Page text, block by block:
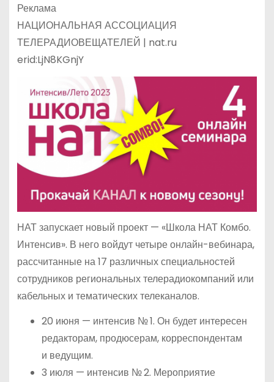
Реклама
НАЦИОНАЛЬНАЯ АССОЦИАЦИЯ
ТЕЛЕРАДИОВЕЩАТЕЛЕЙ | nat.ru
erid:LjN8KGnjY
НАТ запускает новый проект — «Школа НАТ Комбо.
Интенсив». В него войдут четыре онлайн-вебинара,
рассчитанные на 17 различных специальностей
сотрудников региональных телерадиокомпаний или
кабельных и тематических телеканалов.
20 июня — интенсив № 1. Он будет интересен
редакторам, продюсерам, корреспондентам
и ведущим.
3 июля — интенсив № 2. Мероприятие